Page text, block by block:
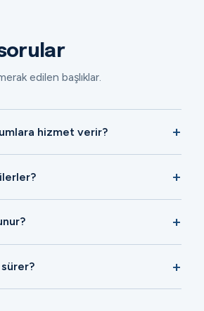
edilen başlıklar.
hizmet verir?